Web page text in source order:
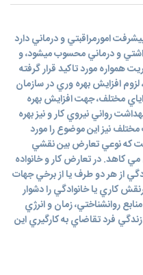
امورمراقبتي و درماني دارد
و درماني محسوب ميشود، و
همواره مورد تاكيد قرار گرفته
افزايش بهره وري در سازمان
مختلف، جهت افزايش بهره
رواني نيروي كار و نيز بهره
مختلف نيز اين موضوع را مورد
است که نوعي تعارض بين نقشي
كاهد. در تعارض كار و خانواده
از هر دو طرف يا از برخي جهات
كاري يا خانوادگي را دشوار
روانشناختي، زمان و انرژي
فرد تقاضاي به كارگيري اين